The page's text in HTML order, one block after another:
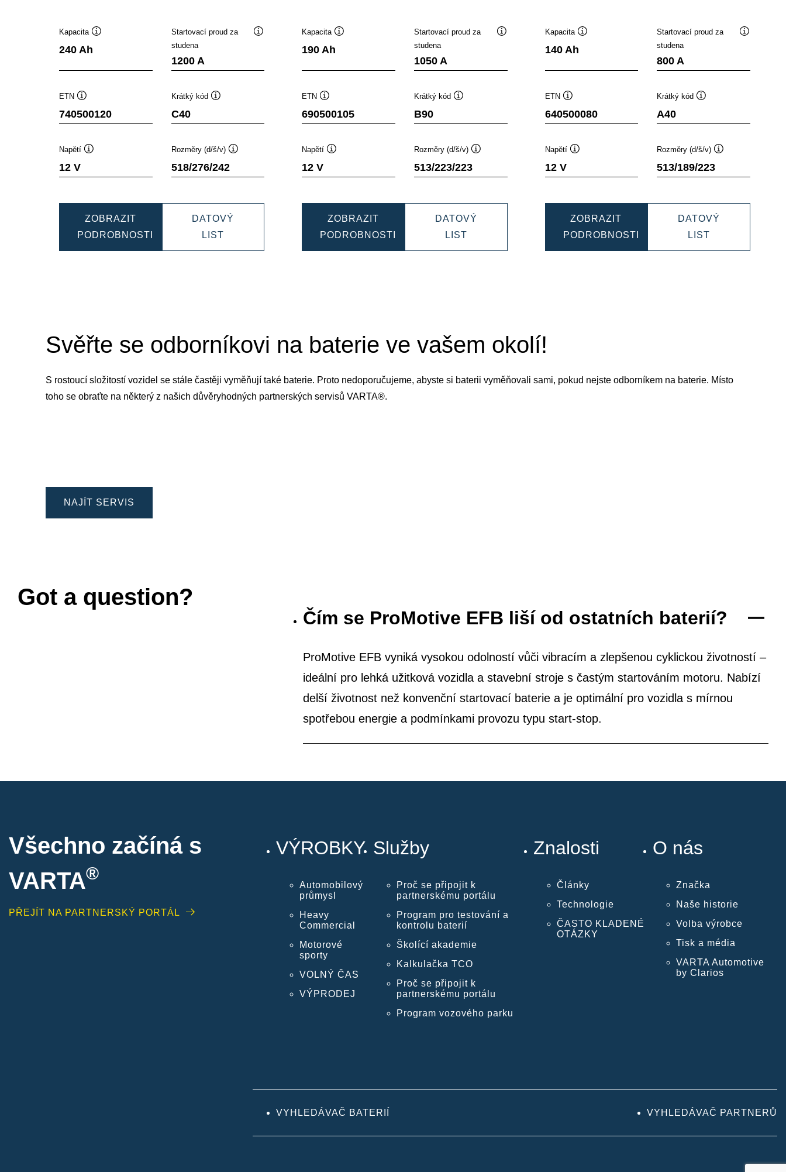
Kapacita
240 Ah
Startovací proud za
studena
1200 A
ETN
nástroje
740500120
Krátký kód
C40
Napětí
12 V
Rozměry (d/š/v)
518/276/242
ZOBRAZIT
PODROBNOSTI
PROMOTIVE
DATOVÝ
LIST
EFB
Kapacita
190 Ah
Startovací proud za
studena
1050 A
ETN
nástroje
690500105
Krátký kód
B90
Napětí
12 V
Rozměry (d/š/v)
513/223/223
ZOBRAZIT
PODROBNOSTI
PROMOTIVE
DATOVÝ
LISTPROMOTIVE
EFB
Kapacita
140 Ah
Startovací proud za
studena
800 A
ETN
nástroje
640500080
Krátký kód
A40
Napětí
12 V
Rozměry (d/š/v)
513/189/223
ZOBRAZIT
PODROBNOSTI
PROMOTIVE
DATOVÝ
LIST
EFB
Svěřte se odborníkovi na baterie ve vašem okolí!
S rostoucí složitostí vozidel se stále častěji vyměňují také baterie. Proto nedoporučujeme, abyste si baterii vyměňovali sami, pokud nejste odborníkem na baterie. Místo
toho se obraťte na některý z našich důvěryhodných partnerských servisů VARTA®.
NAJÍT SERVIS
Got a question?
Čím se ProMotive EFB liší od ostatních baterií?
ProMotive EFB vyniká vysokou odolností vůči vibracím a zlepšenou cyklickou životností –
ideální pro lehká užitková vozidla a stavební stroje s častým startováním motoru. Nabízí
delší životnost než konvenční startovací baterie a je optimální pro vozidla s mírnou
spotřebou energie a podmínkami provozu typu start-stop.
Všechno začíná s
VARTA®
PŘEJÍT NA PARTNERSKÝ PORTÁL
VÝROBKY
Automobilový
průmysl
Heavy
Commercial
Motorové
sporty
VOLNÝ ČAS
VÝPRODEJ
Služby
Proč se připojit k
partnerskému portálu
Program pro testování a
kontrolu baterií
Školící akademie
Kalkulačka TCO
Proč se připojit k
partnerskému portálu
Program vozového parku
Znalosti
Články
Technologie
ČASTO KLADENÉ
OTÁZKY
O nás
Značka
Naše historie
Volba výrobce
Tisk a média
VARTA Automotive
by Clarios
VYHLEDÁVAČ BATERIÍ VYHLEDÁVAČ PARTNERŮ